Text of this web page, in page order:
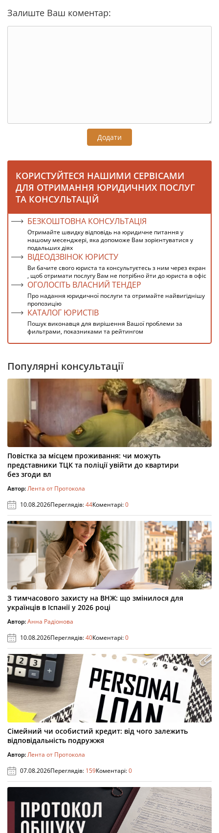
Залиште Ваш коментар:
Додати
КОРИСТУЙТЕСЯ НАШИМИ СЕРВІСАМИ
ДЛЯ ОТРИМАННЯ ЮРИДИЧНИХ ПОСЛУГ
ТА КОНСУЛЬТАЦІЙ
БЕЗКОШТОВНА КОНСУЛЬТАЦІЯ
Отримайте швидку відповідь на юридичне питання у
нашому месенджері, яка допоможе Вам зорієнтуватися у
подальших діях
ВІДЕОДЗВІНОК ЮРИСТУ
Ви бачите свого юриста та консультуєтесь з ним через екран
, щоб отримати послугу Вам не потрібно йти до юриста в офіс
ОГОЛОСІТЬ ВЛАСНИЙ ТЕНДЕР
Про надання юридичної послуги та отримайте найвигіднішу
пропозицію
КАТАЛОГ ЮРИСТІВ
Пошук виконавця для вирішення Вашої проблеми за
фильтрами, показниками та рейтингом
Популярні консультації
Повістка за місцем проживання: чи можуть
представники ТЦК та поліції увійти до квартири
без згоди вл
Автор:Лента от Протокола
10.08.2026Переглядів:44Коментарі:0
З тимчасового захисту на ВНЖ: що змінилося для
українців в Іспанії у 2026 році
Автор:Анна Радіонова
10.08.2026Переглядів:40Коментарі:0
Сімейний чи особистий кредит: від чого залежить
відповідальність подружжя
Автор:Лента от Протокола
07.08.2026Переглядів: 159Коментарі:0